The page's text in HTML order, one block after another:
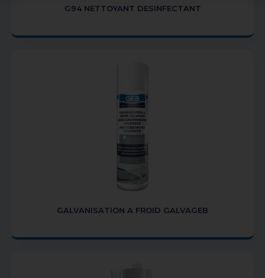
G94 NETTOYANT DESINFECTANT
GALVANISATION A FROID GALVAGEB